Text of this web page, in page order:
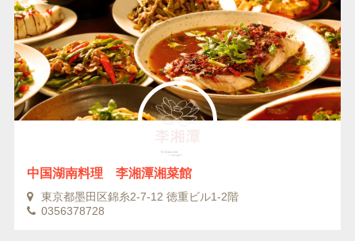
中国湖南料理 李湘潭湘菜館
東京都墨田区錦糸2-7-12 徳重ビル1-2階
0356378728